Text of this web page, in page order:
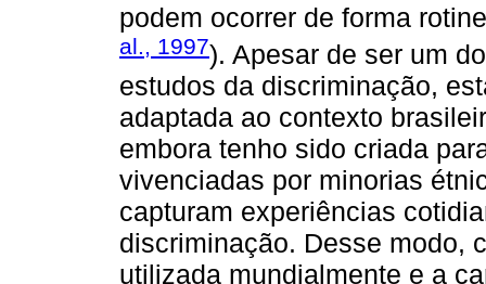
podem ocorrer de forma
al., 1997). Apesar de ser um
estudos da discriminação,
adaptada ao contexto
embora tenho sido criada
vivenciadas por minorias
capturam experiências
discriminação. Desse modo,
utilizada mundialmente e a